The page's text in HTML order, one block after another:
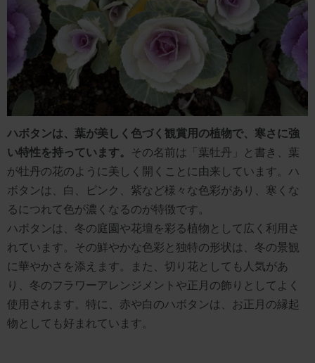
ハボタンは、葉が美しく色づく観賞用の植物で、寒さに強
い特性を持っています。 その名前は「葉牡丹」と書き、葉
が牡丹の花のように美しく開くことに由来しています。ハ
ボタンは、白、ピンク、紫など様々な色彩があり、寒くな
るにつれて色が濃くなるのが特徴です。
ハボタンは、冬の庭園や花壇を彩る植物として広く利用さ
れています。その鮮やかな色彩と独特の形状は、冬の景観
に華やかさを添えます。また、切り花としても人気があ
り、冬のフラワーアレンジメントや正月の飾りとしてよく
使用されます。特に、赤や白のハボタンは、お正月の縁起
物としても好まれています。